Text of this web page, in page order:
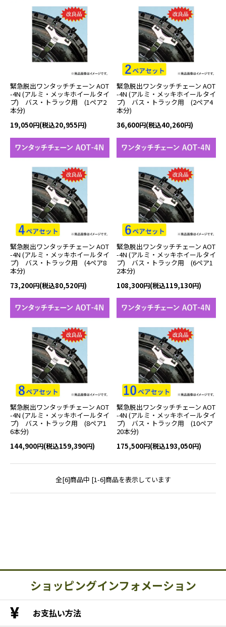
緊急脱出ワンタッチチェーン AOT
-4N (アルミ・メッキホイールタイ
プ) バス・トラック用 (1ペア2
本分)
19,050円(税込20,955円)
緊急脱出ワンタッチチェーン AOT
-4N (アルミ・メッキホイールタイ
プ) バス・トラック用 (2ペア4
本分)
36,600円(税込40,260円)
緊急脱出ワンタッチチェーン AOT
-4N (アルミ・メッキホイールタイ
プ) バス・トラック用 (4ペア8
本分)
73,200円(税込80,520円)
緊急脱出ワンタッチチェーン AOT
-4N (アルミ・メッキホイールタイ
プ) バス・トラック用 (6ペア1
2本分)
108,300円(税込119,130円)
緊急脱出ワンタッチチェーン AOT
-4N (アルミ・メッキホイールタイ
プ) バス・トラック用 (8ペア1
6本分)
144,900円(税込159,390円)
緊急脱出ワンタッチチェーン AOT
-4N (アルミ・メッキホイールタイ
プ) バス・トラック用 (10ペア
20本分)
175,500円(税込193,050円)
全[6]商品中 [1-6]商品を表示しています
ショッピングインフォメーション
お支払い方法